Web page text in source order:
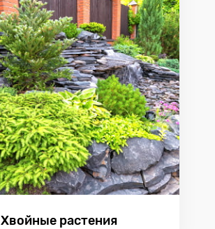
Хвойные растения